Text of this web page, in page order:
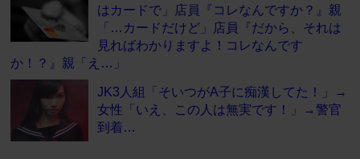
はカードで」店員『コレなんですか？』親
「…カードだけど」店員『だから、それは
見ればわかりますよ！コレなんです
か！？』親「え…」
JK3人組「そいつがA子に痴漢してた！」→
女性「いえ、この人は無実です！」→警官
到着…